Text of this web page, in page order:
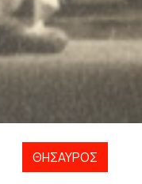
ΘΗΣΑΥΡΌΣ